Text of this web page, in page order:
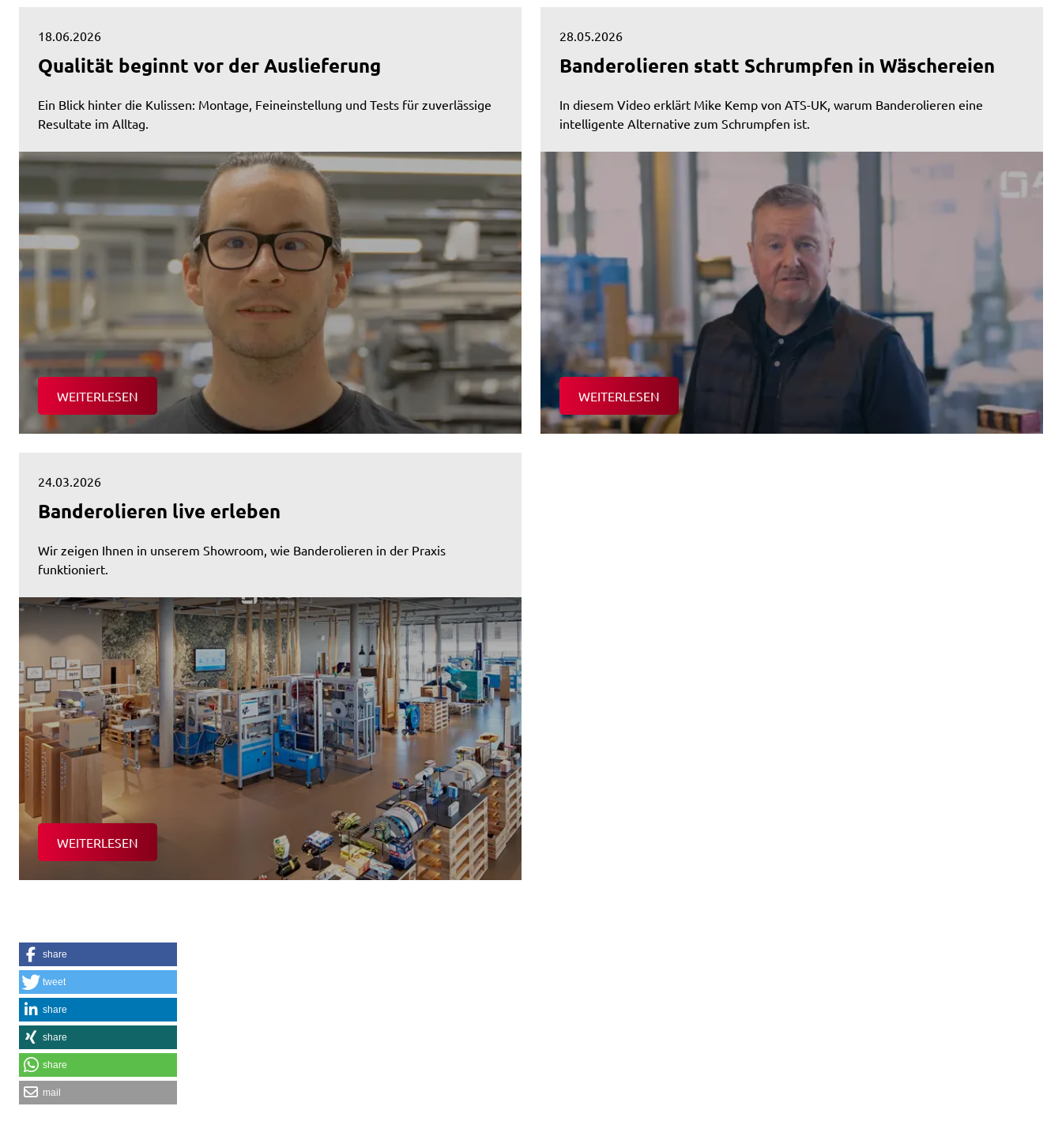
18.06.2026
Qualität beginnt vor der Auslieferung
Ein Blick hinter die Kulissen: Montage, Feineinstellung und Tests für zuverlässige
Resultate im Alltag.
WEITERLESEN
28.05.2026
Banderolieren statt Schrumpfen in Wäschereien
In diesem Video erklärt Mike Kemp von ATS-UK, warum Banderolieren eine
intelligente Alternative zum Schrumpfen ist.
WEITERLESEN
24.03.2026
Banderolieren live erleben
Wir zeigen Ihnen in unserem Showroom, wie Banderolieren in der Praxis
funktioniert.
WEITERLESEN
share
tweet
share
share
share
mail